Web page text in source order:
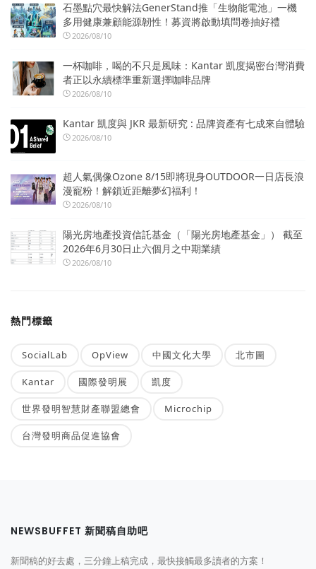
石墨點穴最快解法GenerStand推「生物能電池」一機
多用健康兼顧能源韌性！募資將啟動填問卷抽好禮
2026/08/10
一杯咖啡，喝的不只是風味：Kantar 凱度揭密台灣消費
者正以永續標準重新選擇咖啡品牌
2026/08/10
Kantar 凱度與 JKR 最新研究 : 品牌資產有七成來自體驗
2026/08/10
超人氣偶像Ozone 8/15即將現身OUTDOOR一日店長浪
漫寵粉！解鎖近距離夢幻福利！
2026/08/10
陽光房地產投資信託基金（「陽光房地產基金」） 截至
2026年6月30日止六個月之中期業績
2026/08/10
熱門標籤
SocialLab OpView 中國文化大學 北市圖
Kantar 國際發明展 凱度
世界發明智慧財產聯盟總會 Microchip
台灣發明商品促進協會
NEWSBUFFET 新聞稿自助吧
新聞稿的好去處，三分鐘上稿完成，最快接觸最多讀者的方案！